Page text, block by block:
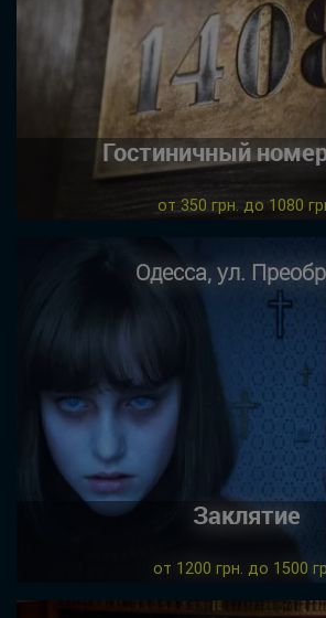
Гостиничный
от 350 грн. до 1080
Одесса, ул.
Заклятие
от 1200 грн. до 1500